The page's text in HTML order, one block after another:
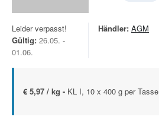
Leider verpasst!
Gültig: 26.05. -
01.06.
Händler: AGM
€ 5,97 / kg - KL I, 10 x 400 g per Tasse